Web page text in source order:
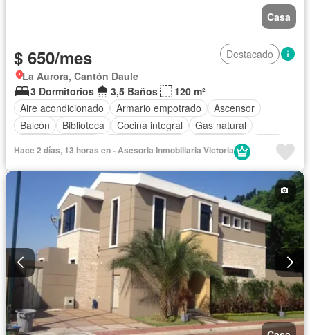
Casa
$ 650/mes
Destacado
La Aurora, Cantón Daule
3 Dormitorios
3,5 Baños
120 m²
Aire acondicionado
Armario empotrado
Ascensor
Balcón
Biblioteca Cocina integral
Gas natural
Electricidad
Agua
Garita de guardianía
Sauna Seguridad
Cancha de tenis
Solo familias Sin amoblar
Hace 2 días, 13 horas en - Asesoria Inmobiliaria Victoria